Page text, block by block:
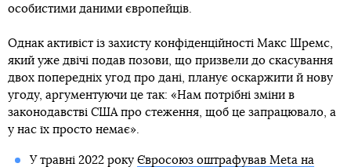
особистими даними європейців.
Однак активіст із захисту конфіденційності Макс Шремс,
який уже двічі подав позови, що призвели до скасування
двох попередніх угод про дані, планує оскаржити й нову
угоду, аргументуючи це так: «Нам потрібні зміни в
законодавстві США про стеження, щоб це запрацювало, а
у нас їх просто немає».
У травні 2022 року Євросоюз оштрафував Meta на